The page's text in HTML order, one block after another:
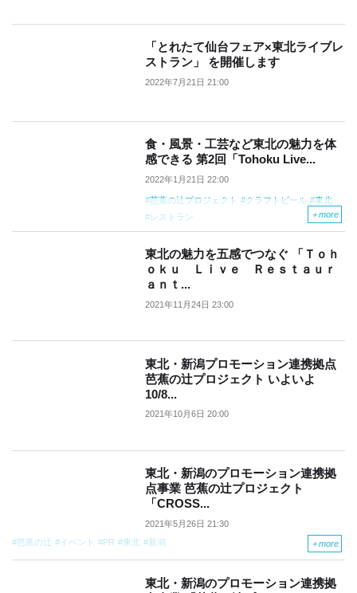
「とれたて仙台フェア×東北ライブレ
ストラン」 を開催します
2022年7月21日 21:00
食・風景・工芸など東北の魅力を体
感できる 第2回「Tohoku Live...
2022年1月21日 22:00
芭蕉の辻プロジェクト クラフトビール
東北
レストラン
＋more
東北の魅力を五感でつなぐ 「Ｔｏｈ
ｏｋｕ Ｌｉｖｅ Ｒｅｓｔａｕｒ
ａｎｔ...
2021年11月24日 23:00
東北・新潟プロモーション連携拠点
芭蕉の辻プロジェクト いよいよ
10/8...
2021年10月6日 20:00
東北・新潟のプロモーション連携拠
点事業 芭蕉の辻プロジェクト
「CROSS...
2021年5月26日 21:30
芭蕉の辻
イベント PR 東北 新潟 ＋more
東北・新潟のプロモーション連携拠